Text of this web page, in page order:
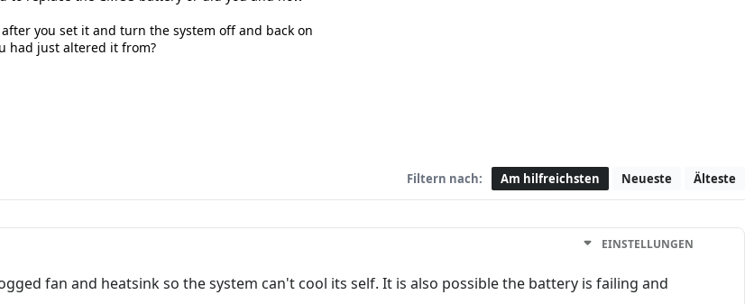
you set it and turn the system off and back on
had just altered it from?
Filtern nach: Am hilfreichsten Neueste Älteste
EINSTELLUNGEN
fan and heatsink so the system can't cool its self. It is also possible the battery is failing and